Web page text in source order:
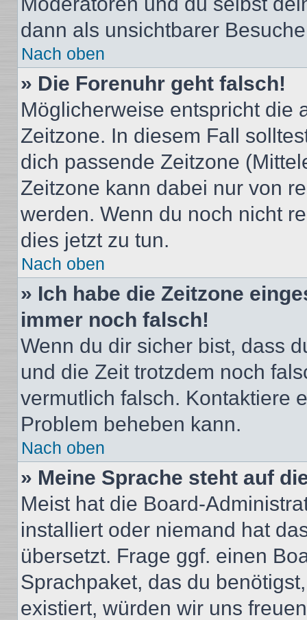
dann als unsichtbarer
Nach oben
» Die Forenuhr geht falsch!
Möglicherweise entspricht die
Zeitzone. In diesem Fall
dich passende Zeitzone
Zeitzone kann dabei nur von
werden. Wenn du noch nicht
dies jetzt zu tun.
Nach oben
» Ich habe die Zeitzone
immer noch falsch!
Wenn du dir sicher bist, dass
und die Zeit trotzdem noch
vermutlich falsch. Kontaktiere
Problem beheben kann.
Nach oben
» Meine Sprache steht auf
Meist hat die Board-
installiert oder niemand hat
übersetzt. Frage ggf. einen
Sprachpaket, das du
existiert, würden wir uns